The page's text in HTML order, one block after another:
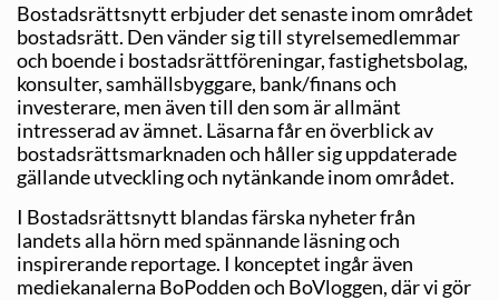
Bostadsrättsnytt erbjuder det senaste inom området
bostadsrätt. Den vänder sig till styrelsemedlemmar
och boende i bostadsrättföreningar, fastighetsbolag,
konsulter, samhällsbyggare, bank/finans och
investerare, men även till den som är allmänt
intresserad av ämnet. Läsarna får en överblick av
bostadsrättsmarknaden och håller sig uppdaterade
gällande utveckling och nytänkande inom området.
I Bostadsrättsnytt blandas färska nyheter från
landets alla hörn med spännande läsning och
inspirerande reportage. I konceptet ingår även
mediekanalerna BoPodden och BoVloggen, där vi gör